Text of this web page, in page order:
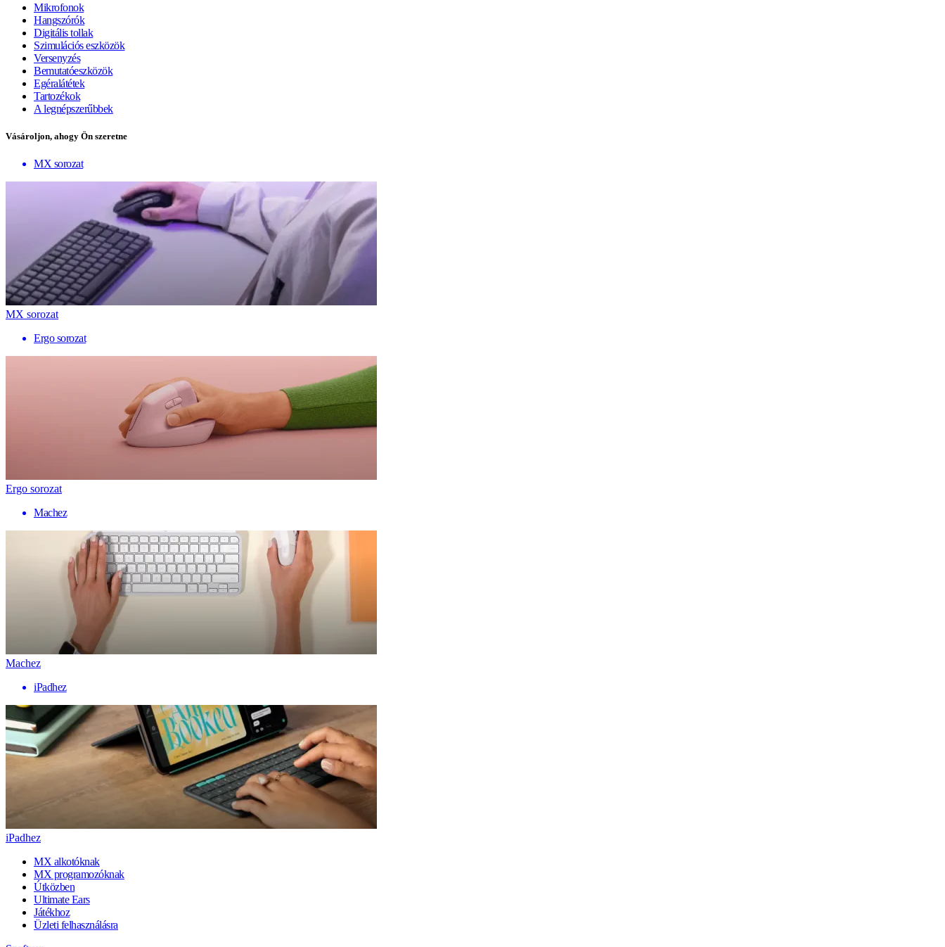
Mikrofonok
Hangszórók
Digitális tollak
Szimulációs eszközök
Versenyzés
Bemutatóeszközök
Egéralátétek
Tartozékok
A legnépszerűbbek
Vásároljon, ahogy Ön szeretne
MX sorozat
MX sorozat
Ergo sorozat
Ergo sorozat
Machez
Machez
iPadhez
iPadhez
MX alkotóknak
MX programozóknak
Útközben
Ultimate Ears
Játékhoz
Üzleti felhasználásra